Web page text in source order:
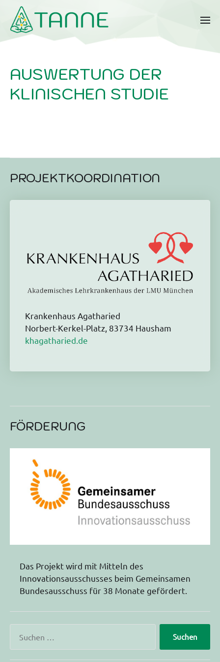
AUSWERTUNG DER
KLINISCHEN STUDIE
PROJEKTKOORDINATION
Krankenhaus Agatharied
Norbert-Kerkel-Platz, 83734 Hausham
khagatharied.de
FÖRDERUNG
Das Projekt wird mit Mitteln des
Innovationsausschusses beim Gemeinsamen
Bundesausschuss für 38 Monate gefördert.